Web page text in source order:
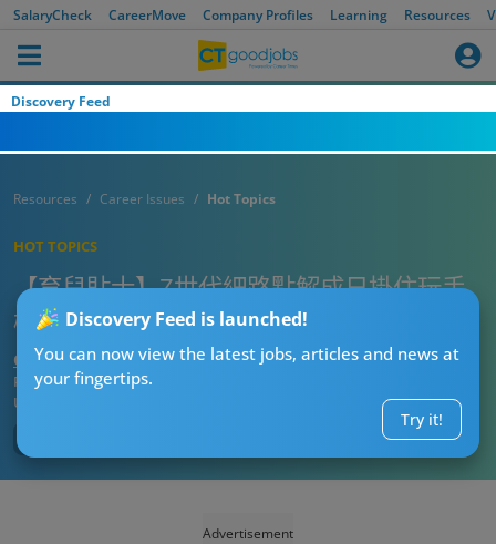
SalaryCheck CareerMove Company Profiles Learning Resources
Discovery Feed
Discovery Feed is launched!
You can now view the latest jobs, articles and news at
your fingertips.
Try it!
Resources Career Issues Hot Topics
HOT TOPICS
【育兒貼士】Z世代細路點解成日掛住玩手
機？3大原因＋4個解決方法 家長必睇！
CTgoodjobs’ Editor
Published:2025-07-03 20:15
Updated:
Advertisement